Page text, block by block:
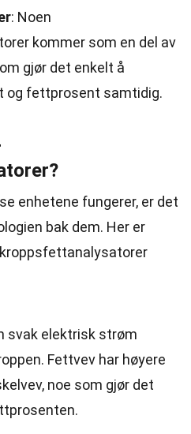
: Noen
kommer som en del av
gjør det enkelt å
og fettprosent samtidig.
enhetene fungerer, er det
bak dem. Her er
svak elektrisk strøm
Fettvev har høyere
noe som gjør det